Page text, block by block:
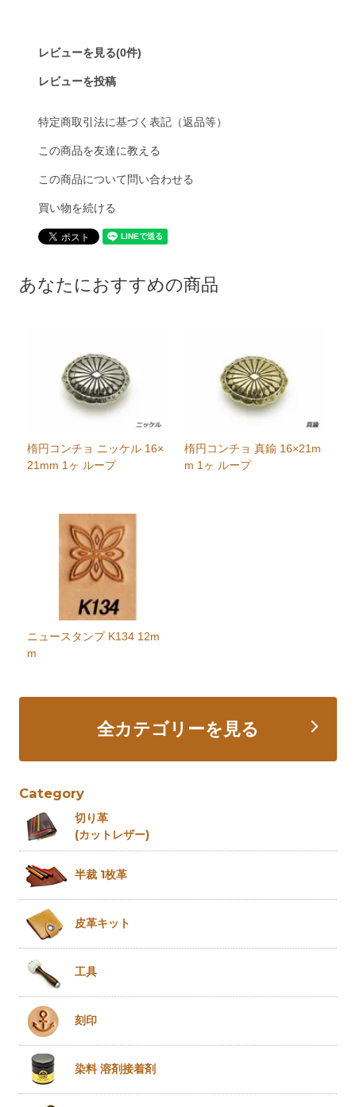
レビューを見る(0件)
レビューを投稿
特定商取引法に基づく表記（返品等）
この商品を友達に教える
この商品について問い合わせる
買い物を続ける
あなたにおすすめの商品
楕円コンチョ ニッケル 16×
21mm 1ヶ ループ
楕円コンチョ 真鍮 16×21m
m 1ヶ ループ
ニュースタンプ K134 12m
m
全カテゴリーを見る
Category
切り革
(カットレザー)
半裁 1枚革
皮革キット
工具
刻印
染料 溶剤接着剤